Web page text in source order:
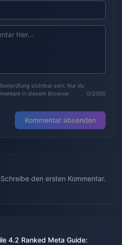
sichtbar sein. Nur du
in diesem Browser
0/2000
Kommentar absenden
den ersten Kommentar.
4.2 Ranked Meta Guide: